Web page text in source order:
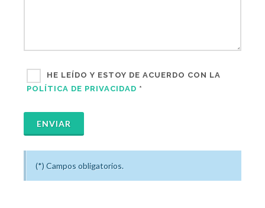
HE LEÍDO Y ESTOY DE ACUERDO CON LA
POLÍTICA DE PRIVACIDAD *
ENVIAR
(*) Campos obligatorios.